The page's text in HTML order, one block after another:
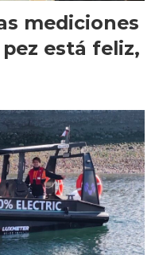
mediciones
está feliz,